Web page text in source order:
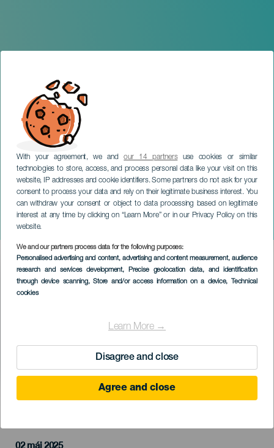
With your agreement, we andour 14 partnersuse cookies or similar
technologies to store, access, and process personal data like your visit on this
website, IP addresses and cookie identifiers. Some partners do not ask for your
consent to process your data and rely on their legitimate business interest. You
can withdraw your consent or object to data processing based on legitimate
interest at any time by clicking on “Learn More” or in our Privacy Policy on this
website.
We and our partners process data for the following purposes:
Personalised advertising and content, advertising and content measurement, audience
research and services development, Precise geolocation data, and identification
through device scanning, Store and/or access information on a device, Technical
cookies
Learn More →
Disagree and close
Agree and close
Etéreo
GRAN CANARIA
Imagen
Listado
02 máj 2025